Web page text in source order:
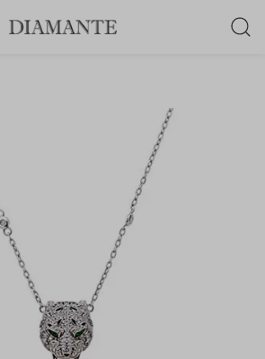
секунд